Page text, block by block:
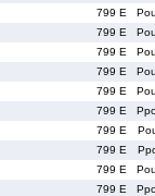
799 E
799 E
799 E
799 E
799 E
799 E
799 E
799 E
799 E
799 E